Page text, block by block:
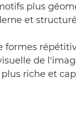
plus
et
formes
de
riche et